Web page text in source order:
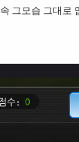
그모습 그대로